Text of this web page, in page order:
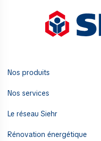
Nos produits
Nos services
Le réseau Siehr
Rénovation énergétique